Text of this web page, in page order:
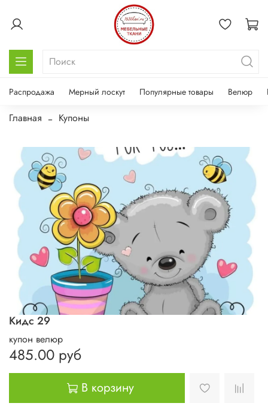
Распродажа Мерный лоскут Популярные товары Велюр
Главная Купоны
Кидс 29
купон велюр
485.00 руб
В корзину